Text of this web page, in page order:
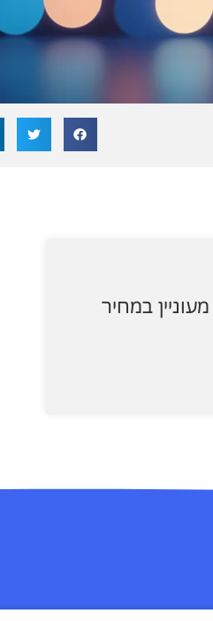
שולחנות עגולים כ 80 איש . מעוניין במחיר